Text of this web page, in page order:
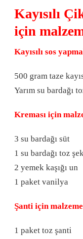
Kayısılı
için
Kayısılı sos
500 gram taze
Yarım su bardağı
Kreması için
3 su bardağı süt
1 su bardağı toz
2 yemek kaşığı un
1 paket vanilya
Şanti için malzeme
1 paket toz şanti